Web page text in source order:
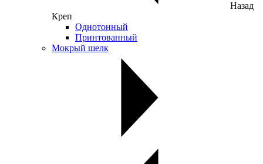
Назад
Креп
Однотонный
Принтованный
Мокрый шелк